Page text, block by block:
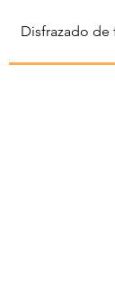
Disfrazado de